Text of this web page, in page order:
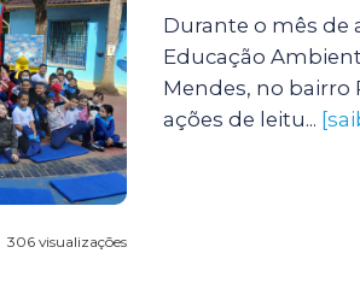
306 visualizações
Durante o mês de
Educação
Mendes, no bairro
ações de leitu...